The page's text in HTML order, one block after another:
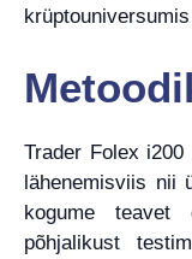
Trader Folex
lähenemisviis nii
kogume teavet
põhjalikust